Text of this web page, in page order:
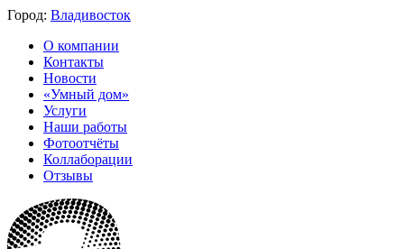
Город: Владивосток
О компании
Контакты
Новости
«Умный дом»
Услуги
Наши работы
Фотоотчёты
Коллаборации
Отзывы